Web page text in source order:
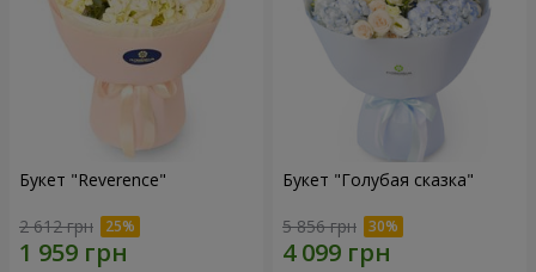
Букет "Reverence"
2 612 грн
Букет "Голубая сказка"
5 856 грн